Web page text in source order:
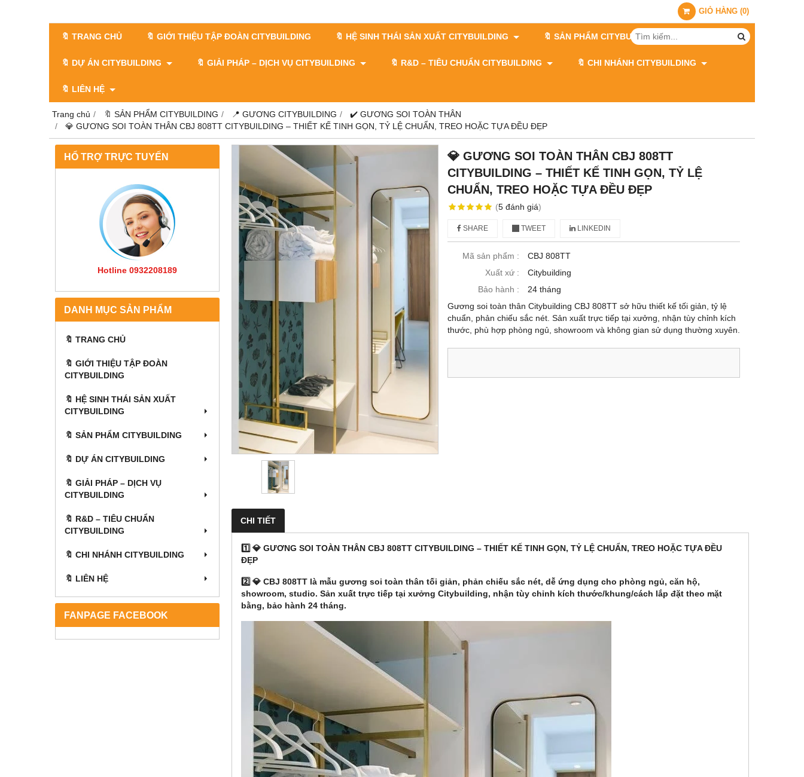
GIỎ HÀNG (0)
🔖 TRANG CHỦ 🔖 GIỚI THIỆU TẬP ĐOÀN CITYBUILDING 🔖 HỆ SINH THÁI SẢN XUẤT CITYBUILDING 🔖 SẢN PHẨM CITYBUILDING
🔖 DỰ ÁN CITYBUILDING 🔖 GIẢI PHÁP – DỊCH VỤ CITYBUILDING 🔖​​​​​​​ R&D – TIÊU CHUẨN CITYBUILDING 🔖 CHI NHÁNH CITYBUILDING
🔖 LIÊN HỆ
Trang chủ 🔖 SẢN PHẨM CITYBUILDING 📍 GƯƠNG CITYBUILDING
✔️ GƯƠNG SOI TOÀN THÂN
💎 GƯƠNG SOI TOÀN THÂN CBJ 808TT CITYBUILDING – THIẾT KẾ TINH GỌN, TỶ LỆ CHUẨN, TREO HOẶC TỰA ĐỀU ĐẸP
HỔ TRỢ TRỰC TUYẾN
Hotline 0932208189
DANH MỤC SẢN PHẨM
🔖 TRANG CHỦ
🔖 GIỚI THIỆU TẬP ĐOÀN
CITYBUILDING
🔖 HỆ SINH THÁI SẢN XUẤT
CITYBUILDING
🔖 SẢN PHẨM CITYBUILDING
🔖 DỰ ÁN CITYBUILDING
🔖 GIẢI PHÁP – DỊCH VỤ
CITYBUILDING
🔖​​​​​​​ R&D – TIÊU CHUẨN
CITYBUILDING
🔖 CHI NHÁNH CITYBUILDING
🔖 LIÊN HỆ
FANPAGE FACEBOOK
💎 GƯƠNG SOI TOÀN THÂN CBJ 808TT
CITYBUILDING – THIẾT KẾ TINH GỌN, TỶ LỆ
CHUẨN, TREO HOẶC TỰA ĐỀU ĐẸP
(5 đánh giá)
SHARE TWEET LINKEDIN
Mã sản phẩm :
CBJ 808TT
Xuất xứ :
Citybuilding
Bảo hành :
24 tháng
Gương soi toàn thân Citybuilding CBJ 808TT sở hữu thiết kế tối giản, tỷ lệ
chuẩn, phản chiếu sắc nét. Sản xuất trực tiếp tại xưởng, nhận tùy chỉnh kích
thước, phù hợp phòng ngủ, showroom và không gian sử dụng thường xuyên.
CHI TIẾT
1️⃣ 💎 GƯƠNG SOI TOÀN THÂN CBJ 808TT CITYBUILDING – THIẾT KẾ TINH GỌN, TỶ LỆ CHUẨN, TREO HOẶC TỰA ĐỀU
ĐẸP
2️⃣ 💎 CBJ 808TT là mẫu gương soi toàn thân tối giản, phản chiếu sắc nét, dễ ứng dụng cho phòng ngủ, căn hộ,
showroom, studio. Sản xuất trực tiếp tại xưởng Citybuilding, nhận tùy chỉnh kích thước/khung/cách lắp đặt theo mặt
bằng, bảo hành 24 tháng.